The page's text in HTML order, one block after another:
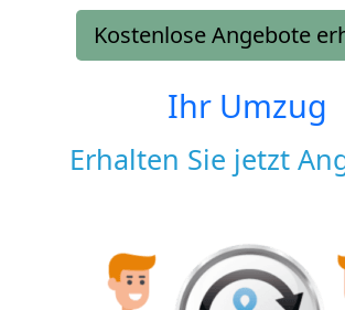
Kostenlose Angebote
Ihr Umzug
Erhalten Sie jetzt